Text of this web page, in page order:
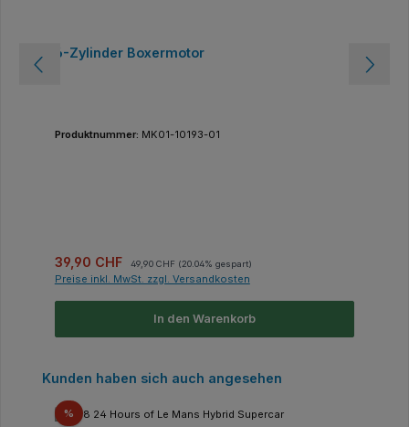
6-Zylinder Boxermotor
Produktnummer: MK01-10193-01
Verkaufspreis:
39,90 CHF 49,90 CHF (20.04% gespart)
Preise inkl. MwSt. zzgl. Versandkosten
In den Warenkorb
Produktgalerie überspringen
Kunden haben sich auch angesehen
%Rabatt